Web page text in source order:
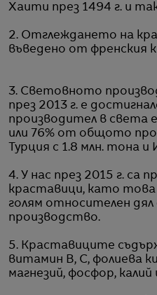
Хаити през 1494 г. и
2. Отглеждането на
въведено от френския
3. Световното
през 2013 г. е
производител в света
или 76% от общото
Турция с 1.8 млн. тона
4. У нас през 2015 г. са
краставици, като това
голям относителен
производство.
5. Краставиците
витамин В, С, фолиева
магнезий, фосфор, калий